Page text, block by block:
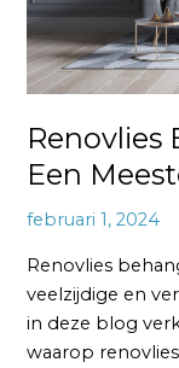
Renovlies
Een
februari 1, 2024
Renovlies
veelzijdige en
in deze blog
waarop
Jouw
Muren